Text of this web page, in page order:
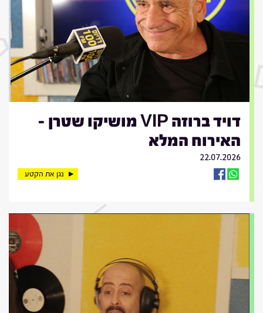
דויד ברוזה VIP מושיקו שטרן -
האירוח המלא
22.07.2026
נגן את הקטע